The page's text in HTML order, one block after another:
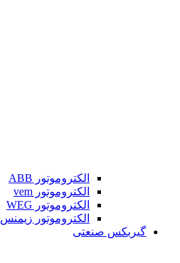
الکتروموتور ABB
الکتروموتور vem
الکتروموتور WEG
الکتروموتور زیمنس
گیربکس صنعتی